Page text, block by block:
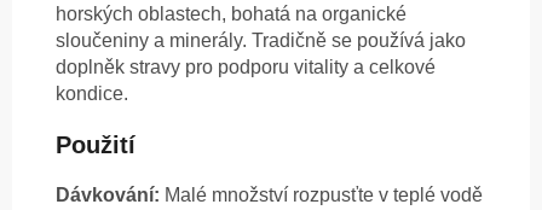
horských oblastech, bohatá na organické
sloučeniny a minerály. Tradičně se používá jako
doplněk stravy pro podporu vitality a celkové
kondice.
Použití
Dávkování: Malé množství rozpusťte v teplé vodě